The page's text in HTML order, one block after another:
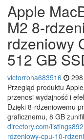
Apple
M2 8-
rdzeniowy
512 GB
victorroha683516
Przegląd produktu
przenosi wydajność i
Dzięki 8-rdzeniowemu
graficznemu, 8 GB
directory.com/
rdzeniowy-cpu-10-